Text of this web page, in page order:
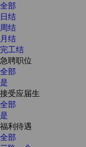
全部
日结
周结
月结
完工结
急聘职位
全部
是
接受应届生
全部
是
福利待遇
全部